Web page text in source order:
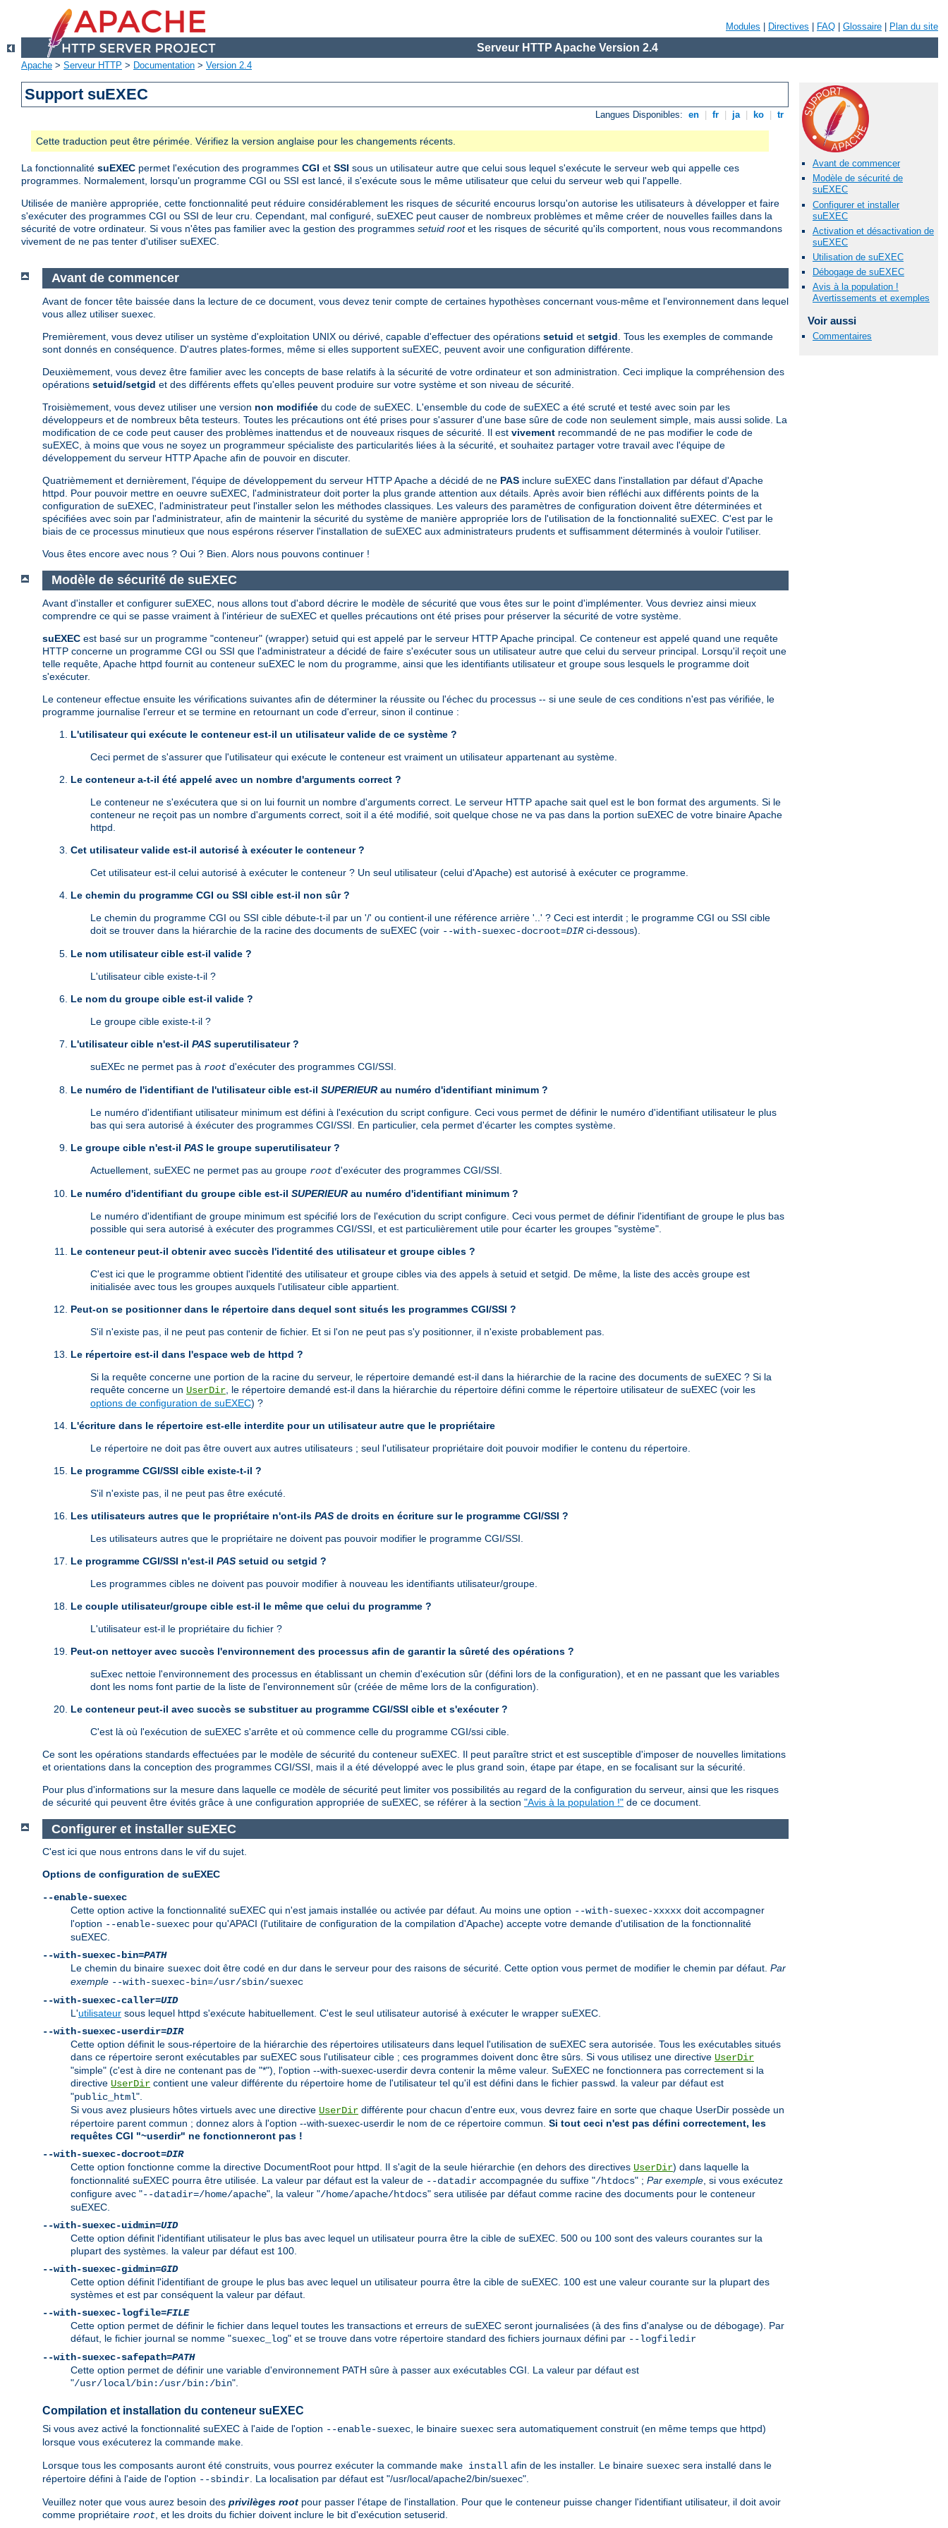
Modules Directives FAQ Glossaire Plan du site
Serveur HTTP Apache Version 2.4
Apache > Serveur HTTP > Documentation > Version 2.4
Support suEXEC
Langues Disponibles: en fr ja ko tr
Cette traduction peut être périmée. Vérifiez la version anglaise pour les changements récents.
La fonctionnalité suEXEC permet l'exécution des programmes CGI et SSI sous un utilisateur autre que celui sous lequel s'exécute le serveur web qui appelle ces
programmes. Normalement, lorsqu'un programme CGI ou SSI est lancé, il s'exécute sous le même utilisateur que celui du serveur web qui l'appelle.
Utilisée de manière appropriée, cette fonctionnalité peut réduire considérablement les risques de sécurité encourus lorsqu'on autorise les utilisateurs à développer et faire
s'exécuter des programmes CGI ou SSI de leur cru. Cependant, mal configuré, suEXEC peut causer de nombreux problèmes et même créer de nouvelles failles dans la
sécurité de votre ordinateur. Si vous n'êtes pas familier avec la gestion des programmes setuid rootet les risques de sécurité qu'ils comportent, nous vous recommandons
vivement de ne pas tenter d'utiliser suEXEC.
Avant de commencer
Modèle de sécurité de
suEXEC
Configurer et installer
suEXEC
Activation et désactivation de
suEXEC
Utilisation de suEXEC
Débogage de suEXEC
Avis à la population !
Avertissements et exemples
Voir aussi
Commentaires
Avant de commencer
Avant de foncer tête baissée dans la lecture de ce document, vous devez tenir compte de certaines hypothèses concernant vous-même et l'environnement dans lequel
vous allez utiliser suexec.
Premièrement, vous devez utiliser un système d'exploitation UNIX ou dérivé, capable d'effectuer des opérations setuid et setgid . Tous les exemples de commande
sont donnés en conséquence. D'autres plates-formes, même si elles supportent suEXEC, peuvent avoir une configuration différente.
Deuxièmement, vous devez être familier avec les concepts de base relatifs à la sécurité de votre ordinateur et son administration. Ceci implique la compréhension des
opérations setuid/setgid et des différents effets qu'elles peuvent produire sur votre système et son niveau de sécurité.
Troisièmement, vous devez utiliser une version non modifiée du code de suEXEC. L'ensemble du code de suEXEC a été scruté et testé avec soin par les
développeurs et de nombreux bêta testeurs. Toutes les précautions ont été prises pour s'assurer d'une base sûre de code non seulement simple, mais aussi solide. La
modification de ce code peut causer des problèmes inattendus et de nouveaux risques de sécurité. Il est vivement recommandé de ne pas modifier le code de
suEXEC, à moins que vous ne soyez un programmeur spécialiste des particularités liées à la sécurité, et souhaitez partager votre travail avec l'équipe de
développement du serveur HTTP Apache afin de pouvoir en discuter.
Quatrièmement et dernièrement, l'équipe de développement du serveur HTTP Apache a décidé de ne PAS inclure suEXEC dans l'installation par défaut d'Apache
httpd. Pour pouvoir mettre en oeuvre suEXEC, l'administrateur doit porter la plus grande attention aux détails. Après avoir bien réfléchi aux différents points de la
configuration de suEXEC, l'administrateur peut l'installer selon les méthodes classiques. Les valeurs des paramètres de configuration doivent être déterminées et
spécifiées avec soin par l'administrateur, afin de maintenir la sécurité du système de manière appropriée lors de l'utilisation de la fonctionnalité suEXEC. C'est par le
biais de ce processus minutieux que nous espérons réserver l'installation de suEXEC aux administrateurs prudents et suffisamment déterminés à vouloir l'utiliser.
Vous êtes encore avec nous ? Oui ? Bien. Alors nous pouvons continuer !
Modèle de sécurité de suEXEC
Avant d'installer et configurer suEXEC, nous allons tout d'abord décrire le modèle de sécurité que vous êtes sur le point d'implémenter. Vous devriez ainsi mieux
comprendre ce qui se passe vraiment à l'intérieur de suEXEC et quelles précautions ont été prises pour préserver la sécurité de votre système.
suEXEC est basé sur un programme "conteneur" (wrapper) setuid qui est appelé par le serveur HTTP Apache principal. Ce conteneur est appelé quand une requête
HTTP concerne un programme CGI ou SSI que l'administrateur a décidé de faire s'exécuter sous un utilisateur autre que celui du serveur principal. Lorsqu'il reçoit une
telle requête, Apache httpd fournit au conteneur suEXEC le nom du programme, ainsi que les identifiants utilisateur et groupe sous lesquels le programme doit
s'exécuter.
Le conteneur effectue ensuite les vérifications suivantes afin de déterminer la réussite ou l'échec du processus -- si une seule de ces conditions n'est pas vérifiée, le
programme journalise l'erreur et se termine en retournant un code d'erreur, sinon il continue :
L'utilisateur qui exécute le conteneur est-il un utilisateur valide de ce système ?
Ceci permet de s'assurer que l'utilisateur qui exécute le conteneur est vraiment un utilisateur appartenant au système.
Le conteneur a-t-il été appelé avec un nombre d'arguments correct ?
Le conteneur ne s'exécutera que si on lui fournit un nombre d'arguments correct. Le serveur HTTP apache sait quel est le bon format des arguments. Si le
conteneur ne reçoit pas un nombre d'arguments correct, soit il a été modifié, soit quelque chose ne va pas dans la portion suEXEC de votre binaire Apache
httpd.
Cet utilisateur valide est-il autorisé à exécuter le conteneur ?
Cet utilisateur est-il celui autorisé à exécuter le conteneur ? Un seul utilisateur (celui d'Apache) est autorisé à exécuter ce programme.
Le chemin du programme CGI ou SSI cible est-il non sûr ?
Le chemin du programme CGI ou SSI cible débute-t-il par un '/' ou contient-il une référence arrière '..' ? Ceci est interdit ; le programme CGI ou SSI cible
doit se trouver dans la hiérarchie de la racine des documents de suEXEC (voir --with-suexec-docroot=DIRci-dessous).
Le nom utilisateur cible est-il valide ?
L'utilisateur cible existe-t-il ?
Le nom du groupe cible est-il valide ?
Le groupe cible existe-t-il ?
L'utilisateur cible n'est-il PAS superutilisateur ?
suEXEc ne permet pas à root d'exécuter des programmes CGI/SSI.
Le numéro de l'identifiant de l'utilisateur cible est-il SUPERIEUR au numéro d'identifiant minimum ?
Le numéro d'identifiant utilisateur minimum est défini à l'exécution du script configure. Ceci vous permet de définir le numéro d'identifiant utilisateur le plus
bas qui sera autorisé à éxécuter des programmes CGI/SSI. En particulier, cela permet d'écarter les comptes système.
Le groupe cible n'est-il PAS le groupe superutilisateur ?
Actuellement, suEXEC ne permet pas au groupe root d'exécuter des programmes CGI/SSI.
Le numéro d'identifiant du groupe cible est-il SUPERIEUR au numéro d'identifiant minimum ?
Le numéro d'identifiant de groupe minimum est spécifié lors de l'exécution du script configure. Ceci vous permet de définir l'identifiant de groupe le plus bas
possible qui sera autorisé à exécuter des programmes CGI/SSI, et est particulièrement utile pour écarter les groupes "système".
Le conteneur peut-il obtenir avec succès l'identité des utilisateur et groupe cibles ?
C'est ici que le programme obtient l'identité des utilisateur et groupe cibles via des appels à setuid et setgid. De même, la liste des accès groupe est
initialisée avec tous les groupes auxquels l'utilisateur cible appartient.
Peut-on se positionner dans le répertoire dans dequel sont situés les programmes CGI/SSI ?
S'il n'existe pas, il ne peut pas contenir de fichier. Et si l'on ne peut pas s'y positionner, il n'existe probablement pas.
Le répertoire est-il dans l'espace web de httpd ?
Si la requête concerne une portion de la racine du serveur, le répertoire demandé est-il dans la hiérarchie de la racine des documents de suEXEC ? Si la
requête concerne un UserDir , le répertoire demandé est-il dans la hiérarchie du répertoire défini comme le répertoire utilisateur de suEXEC (voir les
options de configuration de suEXEC) ?
L'écriture dans le répertoire est-elle interdite pour un utilisateur autre que le propriétaire
Le répertoire ne doit pas être ouvert aux autres utilisateurs ; seul l'utilisateur propriétaire doit pouvoir modifier le contenu du répertoire.
Le programme CGI/SSI cible existe-t-il ?
S'il n'existe pas, il ne peut pas être exécuté.
Les utilisateurs autres que le propriétaire n'ont-ils PAS de droits en écriture sur le programme CGI/SSI ?
Les utilisateurs autres que le propriétaire ne doivent pas pouvoir modifier le programme CGI/SSI.
Le programme CGI/SSI n'est-il PAS setuid ou setgid ?
Les programmes cibles ne doivent pas pouvoir modifier à nouveau les identifiants utilisateur/groupe.
Le couple utilisateur/groupe cible est-il le même que celui du programme ?
L'utilisateur est-il le propriétaire du fichier ?
Peut-on nettoyer avec succès l'environnement des processus afin de garantir la sûreté des opérations ?
suExec nettoie l'environnement des processus en établissant un chemin d'exécution sûr (défini lors de la configuration), et en ne passant que les variables
dont les noms font partie de la liste de l'environnement sûr (créée de même lors de la configuration).
Le conteneur peut-il avec succès se substituer au programme CGI/SSI cible et s'exécuter ?
C'est là où l'exécution de suEXEC s'arrête et où commence celle du programme CGI/ssi cible.
Ce sont les opérations standards effectuées par le modèle de sécurité du conteneur suEXEC. Il peut paraître strict et est susceptible d'imposer de nouvelles limitations
et orientations dans la conception des programmes CGI/SSI, mais il a été développé avec le plus grand soin, étape par étape, en se focalisant sur la sécurité.
Pour plus d'informations sur la mesure dans laquelle ce modèle de sécurité peut limiter vos possibilités au regard de la configuration du serveur, ainsi que les risques
de sécurité qui peuvent être évités grâce à une configuration appropriée de suEXEC, se référer à la section "Avis à la population !" de ce document.
Configurer et installer suEXEC
C'est ici que nous entrons dans le vif du sujet.
Options de configuration de suEXEC
--enable-suexec
Cette option active la fonctionnalité suEXEC qui n'est jamais installée ou activée par défaut. Au moins une option --with-suexec-xxxxx doit accompagner
l'option --enable-suexec pour qu'APACI (l'utilitaire de configuration de la compilation d'Apache) accepte votre demande d'utilisation de la fonctionnalité
suEXEC.
--with-suexec-bin=PATH
Le chemin du binaire suexec doit être codé en dur dans le serveur pour des raisons de sécurité. Cette option vous permet de modifier le chemin par défaut. Par
exemple --with-suexec-bin=/usr/sbin/suexec
--with-suexec-caller=UID
L'utilisateur sous lequel httpd s'exécute habituellement. C'est le seul utilisateur autorisé à exécuter le wrapper suEXEC.
--with-suexec-userdir=DIR
Cette option définit le sous-répertoire de la hiérarchie des répertoires utilisateurs dans lequel l'utilisation de suEXEC sera autorisée. Tous les exécutables situés
dans ce répertoire seront exécutables par suEXEC sous l'utilisateur cible ; ces programmes doivent donc être sûrs. Si vous utilisez une directive UserDir
"simple" (c'est à dire ne contenant pas de "*"), l'option --with-suexec-userdir devra contenir la même valeur. SuEXEC ne fonctionnera pas correctement si la
directive UserDir contient une valeur différente du répertoire home de l'utilisateur tel qu'il est défini dans le fichier passwd. la valeur par défaut est
"public_html".
Si vous avez plusieurs hôtes virtuels avec une directive UserDir différente pour chacun d'entre eux, vous devrez faire en sorte que chaque UserDir possède un
répertoire parent commun ; donnez alors à l'option --with-suexec-userdir le nom de ce répertoire commun. Si tout ceci n'est pas défini correctement, les
requêtes CGI "~userdir" ne fonctionneront pas !
--with-suexec-docroot=DIR
Cette option fonctionne comme la directive DocumentRoot pour httpd. Il s'agit de la seule hiérarchie (en dehors des directives UserDir) dans laquelle la
fonctionnalité suEXEC pourra être utilisée. La valeur par défaut est la valeur de --datadir accompagnée du suffixe "/htdocs" ; Par exemple, si vous exécutez
configure avec "--datadir=/home/apache", la valeur "/home/apache/htdocs" sera utilisée par défaut comme racine des documents pour le conteneur
suEXEC.
--with-suexec-uidmin=UID
Cette option définit l'identifiant utilisateur le plus bas avec lequel un utilisateur pourra être la cible de suEXEC. 500 ou 100 sont des valeurs courantes sur la
plupart des systèmes. la valeur par défaut est 100.
--with-suexec-gidmin=GID
Cette option définit l'identifiant de groupe le plus bas avec lequel un utilisateur pourra être la cible de suEXEC. 100 est une valeur courante sur la plupart des
systèmes et est par conséquent la valeur par défaut.
--with-suexec-logfile=FILE
Cette option permet de définir le fichier dans lequel toutes les transactions et erreurs de suEXEC seront journalisées (à des fins d'analyse ou de débogage). Par
défaut, le fichier journal se nomme "suexec_log" et se trouve dans votre répertoire standard des fichiers journaux défini par --logfiledir
--with-suexec-safepath=PATH
Cette option permet de définir une variable d'environnement PATH sûre à passer aux exécutables CGI. La valeur par défaut est
"/usr/local/bin:/usr/bin:/bin".
Compilation et installation du conteneur suEXEC
Si vous avez activé la fonctionnalité suEXEC à l'aide de l'option --enable-suexec , le binaire suexec sera automatiquement construit (en même temps que httpd)
lorsque vous exécuterez la commande make
Lorsque tous les composants auront été construits, vous pourrez exécuter la commande make install afin de les installer. Le binaire suexec sera installé dans le
répertoire défini à l'aide de l'option --sbindir . La localisation par défaut est "/usr/local/apache2/bin/suexec".
Veuillez noter que vous aurez besoin des privilèges root pour passer l'étape de l'installation. Pour que le conteneur puisse changer l'identifiant utilisateur, il doit avoir
comme propriétaire root , et les droits du fichier doivent inclure le bit d'exécution setuserid.